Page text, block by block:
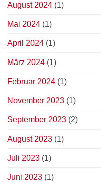
August 2024 (1)
Mai 2024 (1)
April 2024 (1)
März 2024 (1)
Februar 2024 (1)
November 2023 (1)
September 2023 (2)
August 2023 (1)
Juli 2023 (1)
Juni 2023 (1)